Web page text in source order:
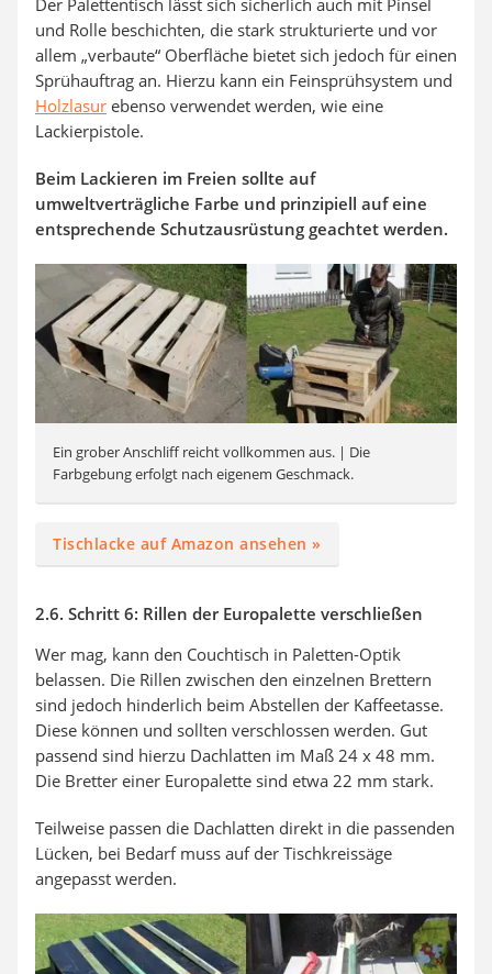
Der Palettentisch lässt sich sicherlich auch mit Pinsel
und Rolle beschichten, die stark strukturierte und vor
allem „verbaute“ Oberfläche bietet sich jedoch für einen
Sprühauftrag an. Hierzu kann ein Feinsprühsystem und
Holzlasur ebenso verwendet werden, wie eine
Lackierpistole.
Beim Lackieren im Freien sollte auf
umweltverträgliche Farbe und prinzipiell auf eine
entsprechende Schutzausrüstung geachtet werden.
Ein grober Anschliff reicht vollkommen aus. | Die
Farbgebung erfolgt nach eigenem Geschmack.
Tischlacke auf Amazon ansehen »
2.6. Schritt 6: Rillen der Europalette verschließen
Wer mag, kann den Couchtisch in Paletten-Optik
belassen. Die Rillen zwischen den einzelnen Brettern
sind jedoch hinderlich beim Abstellen der Kaffeetasse.
Diese können und sollten verschlossen werden. Gut
passend sind hierzu Dachlatten im Maß 24 x 48 mm.
Die Bretter einer Europalette sind etwa 22 mm stark.
Teilweise passen die Dachlatten direkt in die passenden
Lücken, bei Bedarf muss auf der Tischkreissäge
angepasst werden.